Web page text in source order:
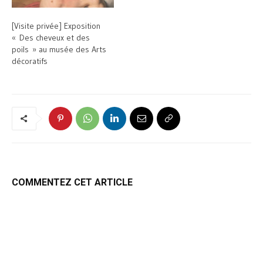
[Visite privée] Exposition
« Des cheveux et des
poils » au musée des Arts
décoratifs
COMMENTEZ CET ARTICLE